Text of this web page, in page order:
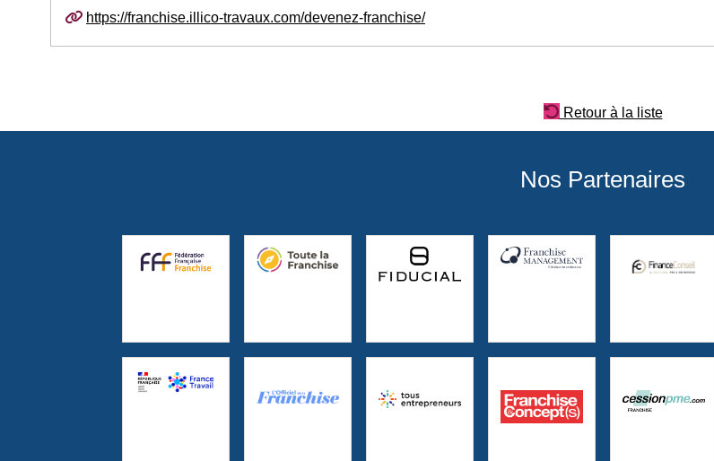
https://franchise.illico-travaux.com/devenez-franchise/
Retour à la liste
Nos Partenaires